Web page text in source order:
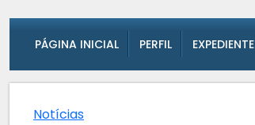
PÁGINA INICIAL PERFIL EXPEDIENTE
Notícias